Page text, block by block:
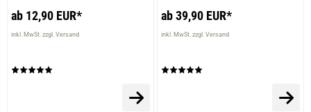
ab 12,90 EUR*
inkl. MwSt. zzgl. Versand
ab 39,90 EUR*
inkl. MwSt. zzgl. Versand